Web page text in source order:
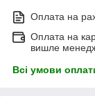
Оплата на
Оплата на
вишле
Всі умови